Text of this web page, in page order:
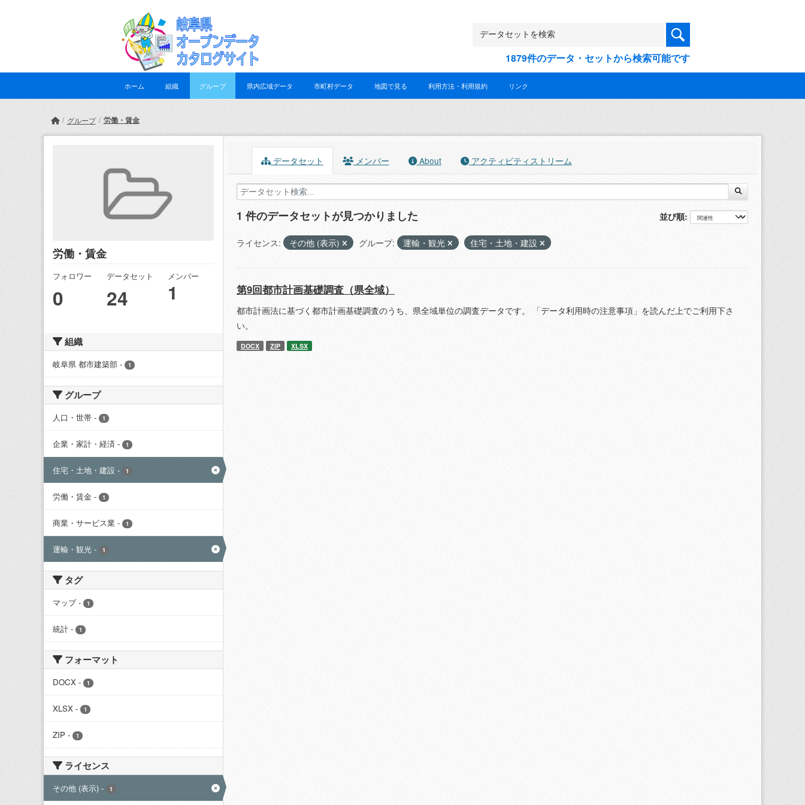
1879件のデータ・セットから検索可能です
ホーム 組織 グループ 県内広域データ 市町村データ 地図で見る 利用方法・利用規約 リンク
グループ 労働・賃金
労働・賃金
フォロワー
0
データセット
24
メンバー
1
組織
岐阜県 都市建築部 - 1
グループ
人口・世帯 - 1
企業・家計・経済 - 1
住宅・土地・建設 - 1
労働・賃金 - 1
商業・サービス業 - 1
運輸・観光 - 1
タグ
マップ - 1
統計 - 1
フォーマット
DOCX - 1
XLSX - 1
ZIP - 1
ライセンス
その他 (表示) - 1
データセット メンバー About アクティビティストリーム
並び順
1 件のデータセットが見つかりました
ライセンス: その他 (表示) グループ: 運輸・観光 住宅・土地・建設
第9回都市計画基礎調査（県全域）
都市計画法に基づく都市計画基礎調査のうち、県全域単位の調査データです。 「データ利用時の注意事項」を読んだ上でご利用下さ
い。
DOCX ZIP XLSX